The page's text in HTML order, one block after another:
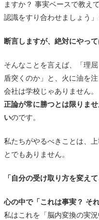
ますか？ 事実ベースで教え
認識をすり合わせましょう」
断言しますが、絶対にやって
そんなことを言えば、「理
盾突くのか」と、火に油を注
会社は学校じゃありません。
正論が常に勝つとは限りま
いのです。
私たちがやるべきことは、
とでもありません。
「自分の受け取り方を変え
心の中で「これは事実？ そ
私はこれを「脳内変換の実